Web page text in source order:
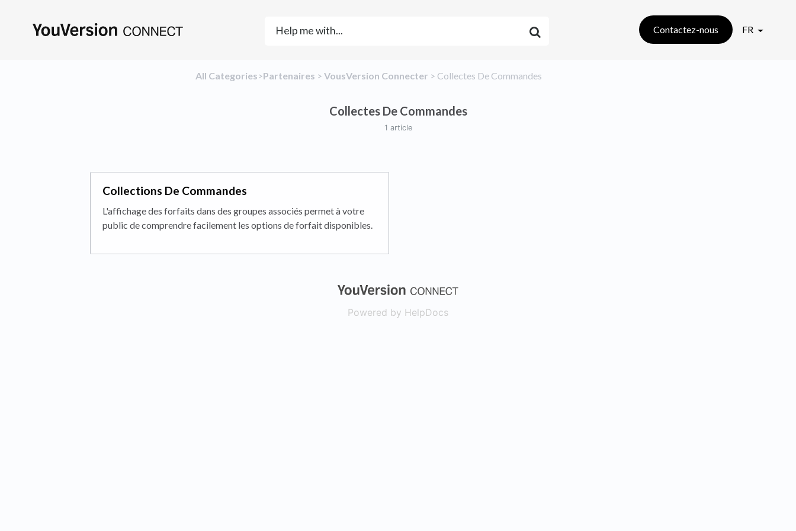
Contactez-nous FR
All Categories​>​​Partenaires ​ > ​​VousVersion Connecter ​ > ​ ​Collectes De Commandes
Collectes De Commandes
1 article
Collections De Commandes
L'affichage des forfaits dans des groupes associés permet à votre
public de comprendre facilement les options de forfait disponibles.
(opens in a new tab)
Powered by HelpDocs